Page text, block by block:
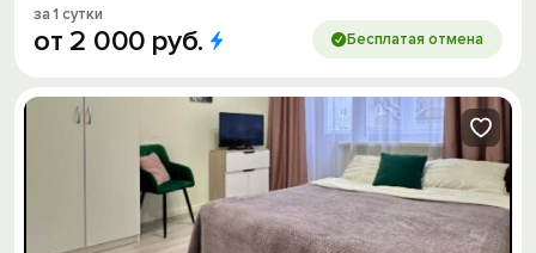
за 1 сутки
от 2 000 руб. Бесплатая отмена